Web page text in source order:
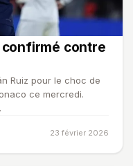
confirmé contre
Ruiz pour le choc de
ce mercredi.
23 février 2026